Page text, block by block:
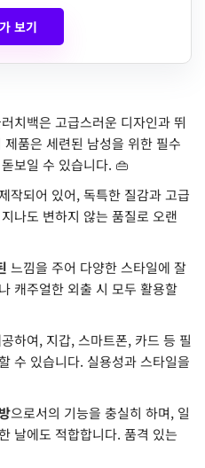
보기
치백은 고급스러운 디자인과 뛰
품은 세련된 남성을 위한 필수
보일 수 있습니다. 👜
작되어 있어, 독특한 질감과 고급
나도 변하지 않는 품질로 오랜
느낌을 주어 다양한 스타일에 잘
캐주얼한 외출 시 모두 활용할
하여, 지갑, 스마트폰, 카드 등 필
수 있습니다. 실용성과 스타일을
으로서의 기능을 충실히 하며, 일
날에도 적합합니다. 품격 있는